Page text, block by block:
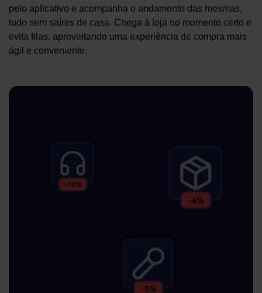
pelo aplicativo e acompanha o andamento das mesmas,
tudo sem saíres de casa. Chega à loja no momento certo e
evita filas, aproveitando uma experiência de compra mais
ágil e conveniente.